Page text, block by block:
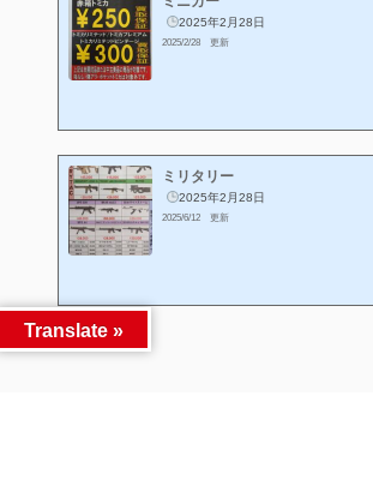
2025年2月28日
2025/2/28 更新
ミリタリー
2025年2月28日
2025/6/12 更新
Translate »